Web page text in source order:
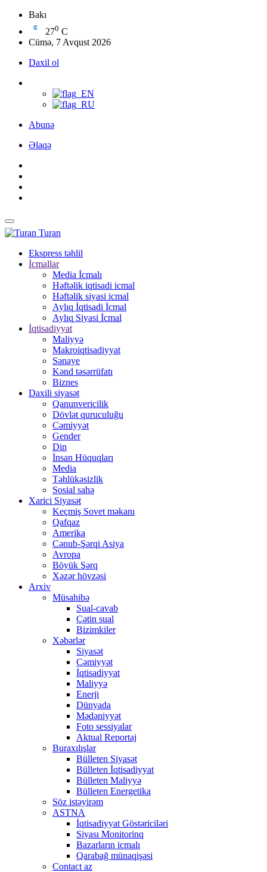
Bakı
270 C
Cümə, 7 Avqust 2026
Daxil ol
Abunə
Əlaqə
Turan
Ekspress təhlil
İcmallar
Media İcmalı
Həftəlik iqtisadi icmal
Həftəlik siyasi icmal
Aylıq İqtisadi İcmal
Aylıq Siyasi İcmal
İqtisadiyyat
Maliyyə
Makroiqtisadiyyat
Sənaye
Kənd təsərrüfatı
Biznes
Daxili siyasət
Qanunvericilik
Dövlət quruculuğu
Cəmiyyət
Gender
Din
İnsan Hüquqları
Media
Təhlükəsizlik
Sosial sahə
Xarici Siyasət
Keçmiş Sovet məkanı
Qafqaz
Amerika
Cənub-Şərqi Asiya
Avropa
Böyük Şərq
Xəzər hövzəsi
Arxiv
Müsahibə
Sual-cavab
Çətin sual
Bizimkiler
Xəbərlər
Siyasət
Cəmiyyət
İqtisadiyyat
Maliyyə
Enerji
Dünyada
Mədəniyyət
Foto sessiyalar
Aktual Reportaj
Buraxılışlar
Bülleten Siyasət
Bülleten İqtisadiyyat
Bülleten Maliyyə
Bülleten Energetika
Söz istəyirəm
ASTNA
İqtisadiyyat Göstəriciləri
Siyası Monitorinq
Bazarların icmalı
Qarabağ münaqişəsi
Contact az